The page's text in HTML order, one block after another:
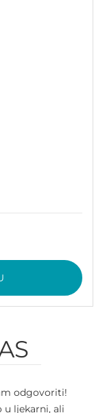
odgovoriti!
u ljekarni, ali